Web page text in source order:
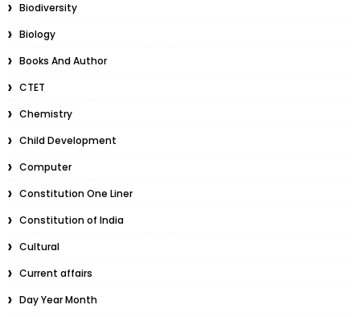
Biodiversity
Biology
Books And Author
CTET
Chemistry
Child Development
Computer
Constitution One Liner
Constitution of India
Cultural
Current affairs
Day Year Month